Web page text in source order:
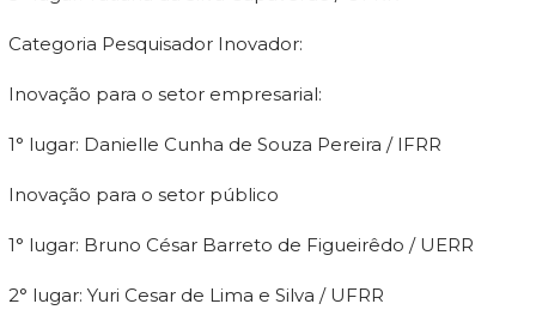
Categoria Pesquisador Inovador:
Inovação para o setor empresarial:
1° lugar: Danielle Cunha de Souza Pereira / IFRR
Inovação para o setor público
1° lugar: Bruno César Barreto de Figueirêdo / UERR
2° lugar: Yuri Cesar de Lima e Silva / UFRR